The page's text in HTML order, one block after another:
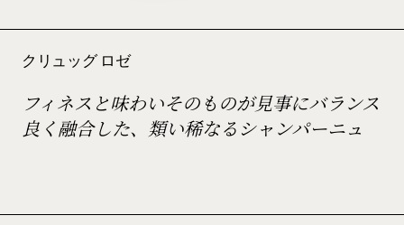
クリュッグ ロゼ
フィネスと味わいそのものが見事にバランス
良く融合した、類い稀なるシャンパーニュ